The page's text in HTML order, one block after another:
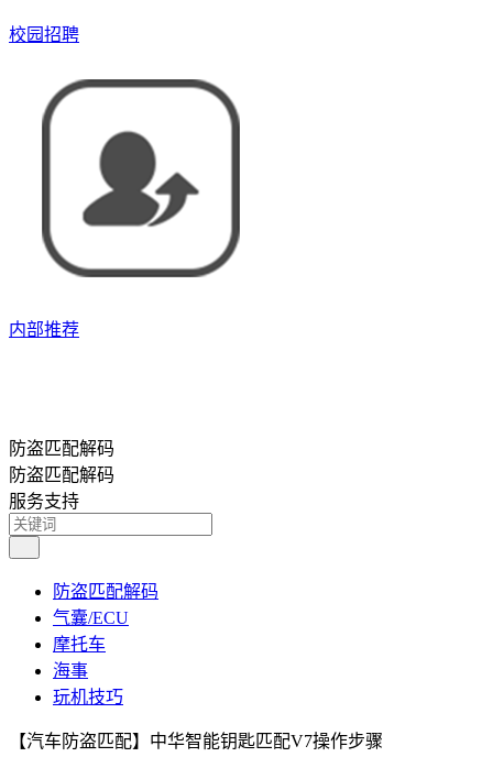
校园招聘
内部推荐
防盗匹配解码
防盗匹配解码
服务支持
防盗匹配解码
气囊/ECU
摩托车
海事
玩机技巧
【汽车防盗匹配】中华智能钥匙匹配V7操作步骤